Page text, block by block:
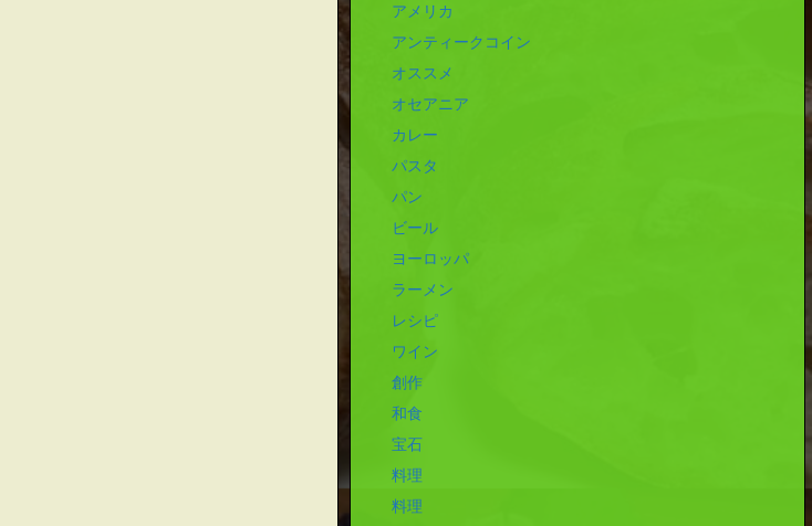
アメリカ
アンティークコイン
オススメ
オセアニア
カレー
パスタ
パン
ビール
ヨーロッパ
ラーメン
レシピ
ワイン
創作
和食
宝石
料理
料理